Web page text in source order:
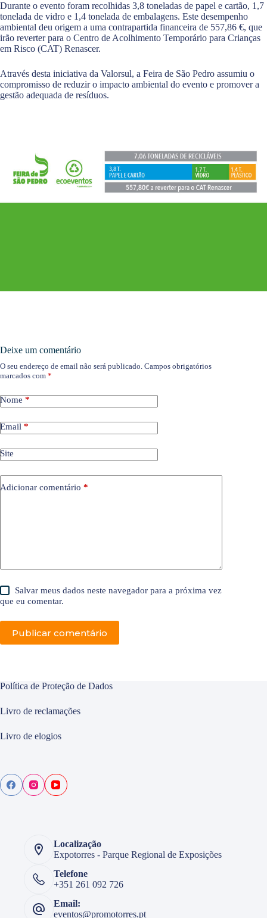
Durante o evento foram recolhidas 3,8 toneladas de papel e cartão, 1,7
tonelada de vidro e 1,4 tonelada de embalagens. Este desempenho
ambiental deu origem a uma contrapartida financeira de 557,86 €, que
irão reverter para o Centro de Acolhimento Temporário para Crianças
em Risco (CAT) Renascer.
Através desta iniciativa da Valorsul, a Feira de São Pedro assumiu o
compromisso de reduzir o impacto ambiental do evento e promover a
gestão adequada de resíduos.
Deixe um comentário
O seu endereço de email não será publicado. Campos obrigatórios
marcados com *
Nome *
Email *
Site
Adicionar comentário *
Salvar meus dados neste navegador para a próxima vez
que eu comentar.
Publicar comentário
Política de Proteção de Dados
Livro de reclamações
Livro de elogios
Localização
Expotorres - Parque Regional de Exposições
Telefone
+351 261 092 726
Email:
eventos@promotorres.pt